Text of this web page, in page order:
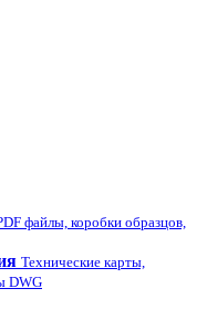
файлы, коробки образцов,
Технические карты,
DWG